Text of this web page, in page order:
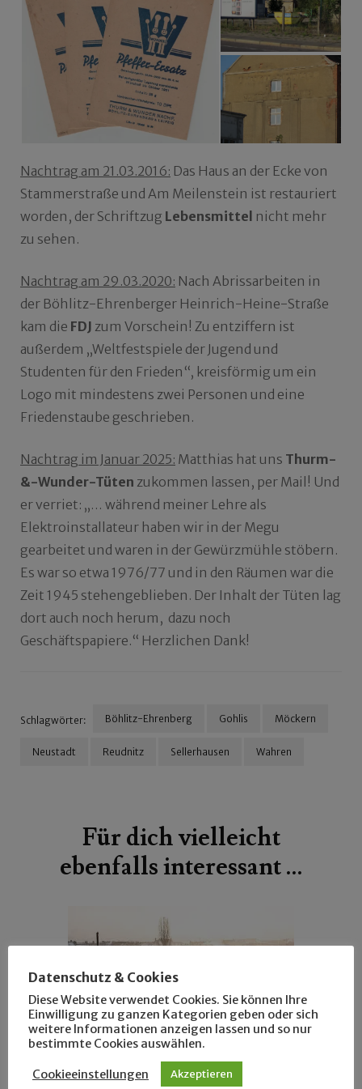
Nachtrag am 21.03.2016: Das Haus an der Ecke von
Stammerstraße und Am Meilenstein ist restauriert
worden, der Schriftzug Lebensmittel nicht mehr
zu sehen.
Nachtrag am 29.03.2020: Nach Abrissarbeiten in
der Böhlitz-Ehrenberger Heinrich-Heine-Straße
kam die FDJ zum Vorschein! Zu entziffern ist
außerdem „Weltfestspiele der Jugend und
Studenten für den Frieden“, kreisförmig um ein
Logo mit mindestens zwei Personen und eine
Friedenstaube geschrieben.
Nachtrag im Januar 2025: Matthias hat uns Thurm-
&-Wunder-Tüten zukommen lassen, per Mail! Und
er verriet: „… während meiner Lehre als
Elektroinstallateur haben wir in der Megu
gearbeitet und waren in der Gewürzmühle stöbern.
Es war so etwa 1976/77 und in den Räumen war die
Zeit 1945 stehengeblieben. Der Inhalt der Tüten lag
dort auch noch herum, dazu noch
Geschäftspapiere.“ Herzlichen Dank!
Schlagwörter: Böhlitz-Ehrenberg Gohlis Möckern
Neustadt Reudnitz Sellerhausen Wahren
Für dich vielleicht
ebenfalls interessant …
Datenschutz & Cookies
Diese Website verwendet Cookies. Sie können Ihre
Einwilligung zu ganzen Kategorien geben oder sich
weitere Informationen anzeigen lassen und so nur
bestimmte Cookies auswählen.
Cookieeinstellungen Akzeptieren